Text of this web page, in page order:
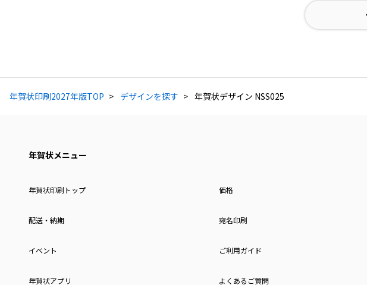
年賀状印刷2027年版TOP デザインを探す 年賀状デザイン NSS025
年賀状メニュー
年賀状印刷トップ 価格
配送・納期 宛名印刷
イベント ご利用ガイド
年賀状アプリ よくあるご質問